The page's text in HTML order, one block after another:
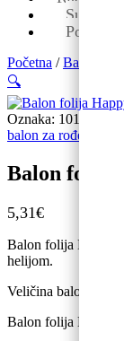
Sub: 08-
Pon-pet:
Početna /Baloni
🔍
Oznaka: 1011
balon za rođendan
Balon folija
5,31€
Balon folija Happy
helijom.
Veličina balona je
Balon folija Happy